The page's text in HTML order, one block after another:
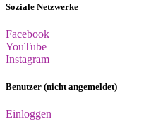
Soziale Netzwerke
Facebook
YouTube
Instagram
Benutzer (nicht angemeldet)
Einloggen